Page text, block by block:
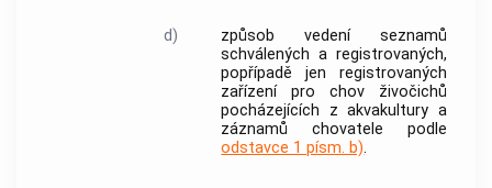
d)
způsob vedení seznamů
schválených a registrovaných,
popřípadě jen registrovaných
zařízení pro chov živočichů
pocházejících z akvakultury a
záznamů chovatele podle
odstavce 1 písm. b).